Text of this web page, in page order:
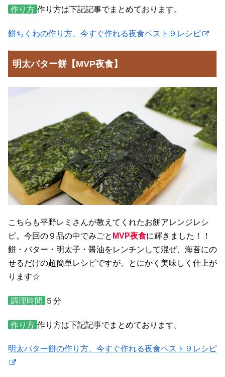
作り方 作り方は下記記事でまとめております。
餅ちくわの作り方、今すぐ作れる夜食ベスト９レシピ
明太バター餅【MVP夜食】
こちらも平野レミさんが教えてくれたお餅アレンジレシ
ピ。今回の９品の中でみごと MVP夜食に輝きました！！
餅・バター・明太子・醤油をレンチンして混ぜ、海苔にの
せるだけの超簡単レシピですが、とにかく美味しく仕上が
ります☆
調理時間 ５分
作り方 作り方は下記記事でまとめております。
明太バター餅の作り方、今すぐ作れる夜食ベスト９レシピ